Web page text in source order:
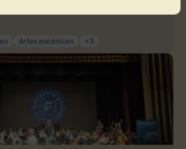
Artes escénicas +3